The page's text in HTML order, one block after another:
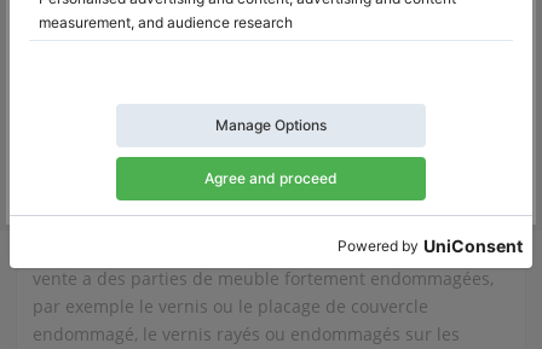
donc décidé de vous conseiller quels éléments...
savoir plus
Piano droit d’occasion - sur quel
éléments du meuble...?
Le meuble est l'élément le plus externe du piano droit. Ce
qui vous fait observer visuellement si l'instrument est
bien entretenu ou non. Si le piano droit proposé à la
vente a des parties de meuble fortement endommagées,
par exemple le vernis ou le placage de couvercle
endommagé, le vernis rayés ou endommagés sur les